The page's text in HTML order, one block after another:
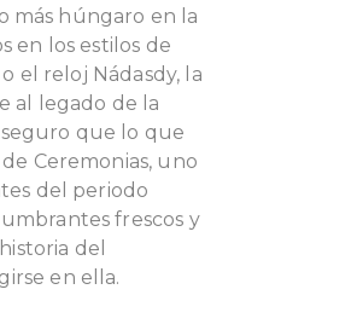
más húngaro en la
en los estilos de
el reloj Nádasdy, la
al legado de la
seguro que lo que
Ceremonias, uno
del periodo
frescos y
del
en ella.